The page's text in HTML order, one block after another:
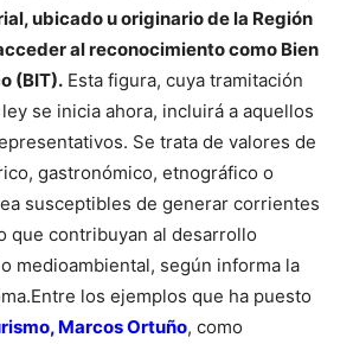
ubicado u originario de la Región
al reconocimiento como Bien
(BIT). Esta figura, cuya tramitación
se inicia ahora, incluirá a aquellos
Se trata de valores de
gastronómico, etnográfico o
susceptibles de generar corrientes
que contribuyan al desarrollo
medioambiental, según informa la
Entre los ejemplos que ha puesto
Marcos Ortuño, como